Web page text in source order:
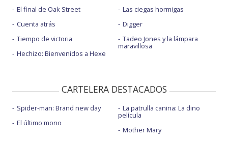
El final de Oak Street
Cuenta atrás
Tiempo de victoria
Hechizo: Bienvenidos a Hexe
Las ciegas hormigas
Digger
Tadeo Jones y la lámpara
maravillosa
CARTELERA DESTACADOS
Spider-man: Brand new day
El último mono
La patrulla canina: La dino
película
Mother Mary